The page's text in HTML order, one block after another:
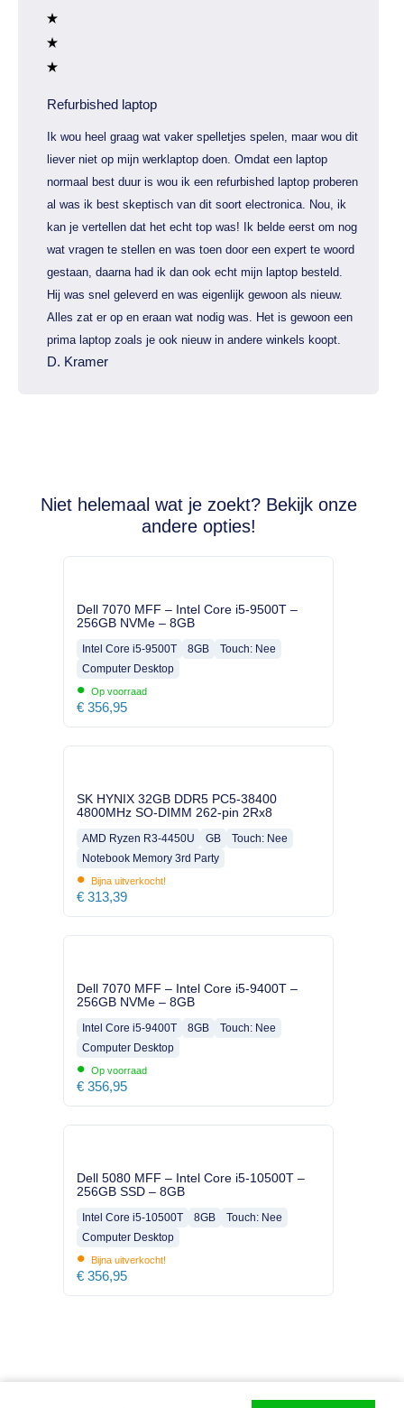
Refurbished laptop
Ik wou heel graag wat vaker spelletjes spelen, maar wou dit
liever niet op mijn werklaptop doen. Omdat een laptop
normaal best duur is wou ik een refurbished laptop proberen
al was ik best skeptisch van dit soort electronica. Nou, ik
kan je vertellen dat het echt top was! Ik belde eerst om nog
wat vragen te stellen en was toen door een expert te woord
gestaan, daarna had ik dan ook echt mijn laptop besteld.
Hij was snel geleverd en was eigenlijk gewoon als nieuw.
Alles zat er op en eraan wat nodig was. Het is gewoon een
prima laptop zoals je ook nieuw in andere winkels koopt.
D. Kramer
Niet helemaal wat je zoekt? Bekijk onze
andere opties!
Dell 7070 MFF – Intel Core i5-9500T –
256GB NVMe – 8GB
Intel Core i5-9500T 8GB
Touch: Nee
Computer Desktop
• Op voorraad
€ 356,95
SK HYNIX 32GB DDR5 PC5-38400
4800MHz SO-DIMM 262-pin 2Rx8
AMD Ryzen R3-4450U GB
Touch: Nee
Notebook Memory 3rd Party
• Bijna uitverkocht!
€ 313,39
Dell 7070 MFF – Intel Core i5-9400T –
256GB NVMe – 8GB
Intel Core i5-9400T 8GB
Touch: Nee
Computer Desktop
• Op voorraad
€ 356,95
Dell 5080 MFF – Intel Core i5-10500T –
256GB SSD – 8GB
Intel Core i5-10500T 8GB
Touch: Nee
Computer Desktop
• Bijna uitverkocht!
€ 356,95